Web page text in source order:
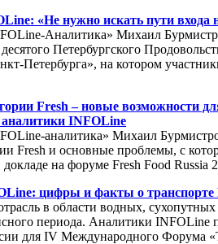
«Не нужно искать пути входа
Аналитика» Михаил
Петербургского
Петербурга», на котором
Fresh – новые возможности
INFOLine
аналитика» Михаил
Fresh и основные проблемы, с
на форуме Fresh Food Russia
цифры и факты о транспорте
в области водных,
периода. Аналитики INFOLine
для IV Международного Форума